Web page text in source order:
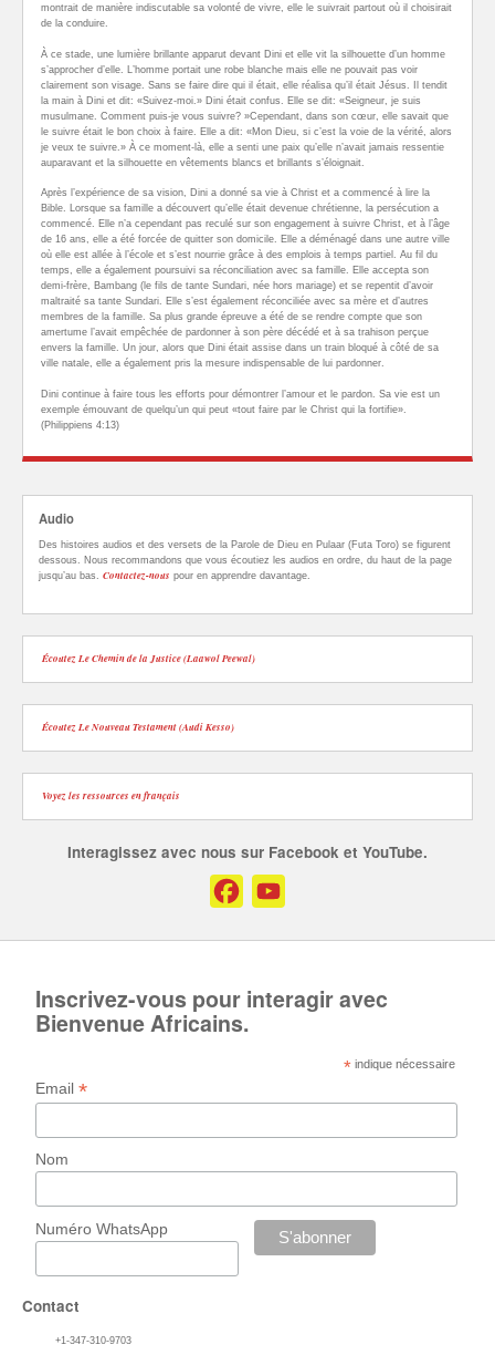
montrait de manière indiscutable sa volonté de vivre, elle le suivrait partout où il choisirait
de la conduire.
À ce stade, une lumière brillante apparut devant Dini et elle vit la silhouette d’un homme
s’approcher d’elle. L’homme portait une robe blanche mais elle ne pouvait pas voir
clairement son visage. Sans se faire dire qui il était, elle réalisa qu’il était Jésus. Il tendit
la main à Dini et dit: «Suivez-moi.» Dini était confus. Elle se dit: «Seigneur, je suis
musulmane. Comment puis-je vous suivre? »Cependant, dans son cœur, elle savait que
le suivre était le bon choix à faire. Elle a dit: «Mon Dieu, si c’est la voie de la vérité, alors
je veux te suivre.» À ce moment-là, elle a senti une paix qu’elle n’avait jamais ressentie
auparavant et la silhouette en vêtements blancs et brillants s’éloignait.
Après l’expérience de sa vision, Dini a donné sa vie à Christ et a commencé à lire la
Bible. Lorsque sa famille a découvert qu’elle était devenue chrétienne, la persécution a
commencé. Elle n’a cependant pas reculé sur son engagement à suivre Christ, et à l’âge
de 16 ans, elle a été forcée de quitter son domicile. Elle a déménagé dans une autre ville
où elle est allée à l’école et s’est nourrie grâce à des emplois à temps partiel. Au fil du
temps, elle a également poursuivi sa réconciliation avec sa famille. Elle accepta son
demi-frère, Bambang (le fils de tante Sundari, née hors mariage) et se repentit d’avoir
maltraité sa tante Sundari. Elle s’est également réconciliée avec sa mère et d’autres
membres de la famille. Sa plus grande épreuve a été de se rendre compte que son
amertume l’avait empêchée de pardonner à son père décédé et à sa trahison perçue
envers la famille. Un jour, alors que Dini était assise dans un train bloqué à côté de sa
ville natale, elle a également pris la mesure indispensable de lui pardonner.
Dini continue à faire tous les efforts pour démontrer l’amour et le pardon. Sa vie est un
exemple émouvant de quelqu’un qui peut «tout faire par le Christ qui la fortifie».
(Philippiens 4:13)
Audio
Des histoires audios et des versets de la Parole de Dieu en Pulaar (Futa Toro) se figurent
dessous. Nous recommandons que vous écoutiez les audios en ordre, du haut de la page
jusqu’au bas. Contactez-nous pour en apprendre davantage.
Écoutez Le Chemin de la Justice (Laawol Peewal)
Écoutez Le Nouveau Testament (Audi Kesso)
Voyez les ressources en français
Interagissez avec nous sur Facebook et YouTube.
Facebook
Inscrivez-vous pour interagir avec
Bienvenue Africains.
* indique nécessaire
Email*
Nom
Numéro WhatsApp
Contact
+1-347-310-9703